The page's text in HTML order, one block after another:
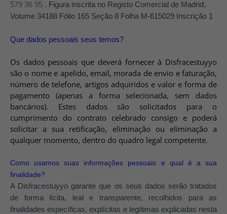
579 36 95 . Figura inscrita no Registo Comercial de Madrid,
Volume 34188 Fólio 165 Seção 8 Folha M-615029 Inscrição 1
Que dados pessoais seus temos?
Os dados pessoais que deverá fornecer à Disfracestuyyo
são o nome e apelido, email, morada de envio e faturação,
número de telefone, artigos adquiridos e valor e forma de
pagamento (apenas a forma selecionada, sem dados
bancários). Estes dados são solicitados para o
cumprimento do contrato celebrado consigo e poderá
solicitar a sua retificação, eliminação ou eliminação a
qualquer momento, dentro do quadro legal competente.
Como usamos suas informações pessoais e qual é a sua
finalidade?
A Disfracestuyyo garante que os seus dados serão tratados
de forma lícita, leal e transparente, recolhidos para as
finalidades específicas, explícitas e legítimas explicadas nesta